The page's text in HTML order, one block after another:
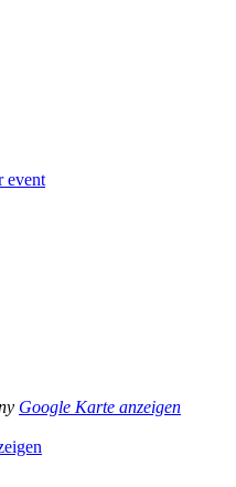
event
Google Karte anzeigen